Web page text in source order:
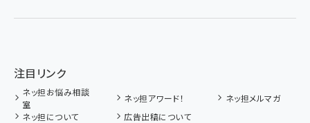
注目リンク
ネッ担お悩み相談
室
ネッ担アワード！
ネッ担メルマガ
ネッ担について
広告出稿について